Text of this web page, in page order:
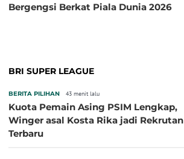
Bergengsi Berkat Piala Dunia 2026
BRI SUPER LEAGUE
BERITA PILIHAN 43 menit lalu
Kuota Pemain Asing PSIM Lengkap,
Winger asal Kosta Rika jadi Rekrutan
Terbaru